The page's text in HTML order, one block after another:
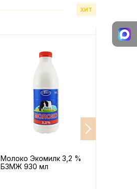
ХИТ
Молоко Экомилк 3,2 %
БЗМЖ 930 мл